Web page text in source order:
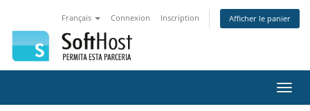
Français Connexion Inscription Afficher le panier
la